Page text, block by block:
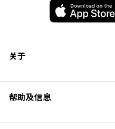
关于
帮助及信息